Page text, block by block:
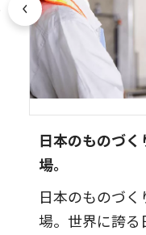
日本のものづ
場。
日本のものづ
場。世界に誇る